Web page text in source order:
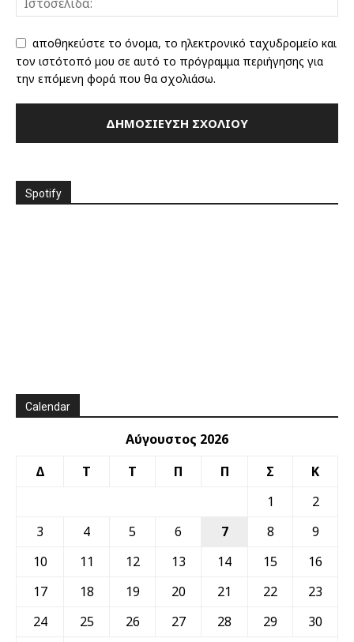
αποθηκεύστε το όνομα, το ηλεκτρονικό ταχυδρομείο και
τον ιστότοπό μου σε αυτό το πρόγραμμα περιήγησης για
την επόμενη φορά που θα σχολιάσω.
Spotify
Calendar
Αύγουστος 2026
Δ
Τ Τ Π Π Σ
Κ
1
2
3
4 5 6 7 8
9
10
11 12 13 14 15
16
17
18 19 20 21 22
23
24
25 26 27 28 29
30